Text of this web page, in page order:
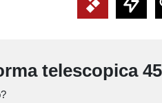
telescopica